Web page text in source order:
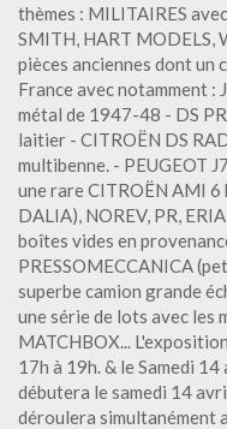
thèmes : MILITAIRES
SMITH, HART MODELS,
pièces anciennes dont un
France avec notamment
métal de 1947-48 - DS
laitier - CITROËN DS
multibenne. - PEUGEOT
une rare CITROËN AMI 6
DALIA), NOREV, PR,
boîtes vides en
PRESSOMECCANICA
superbe camion grande
une série de lots avec les
MATCHBOX...
17h à 19h. & le Samedi
débutera le samedi 14
déroulera simultanément